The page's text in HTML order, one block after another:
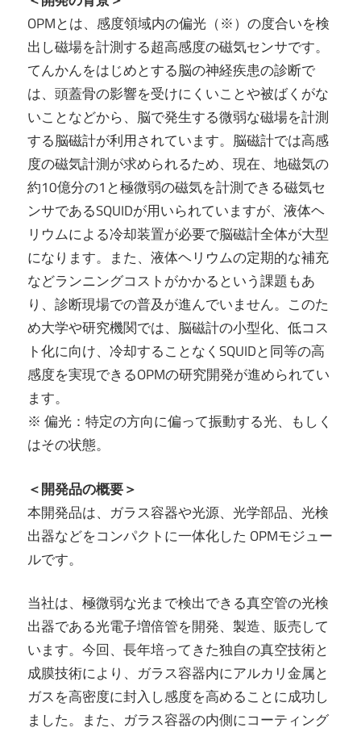
OPMとは、感度領域内の偏光（※）の度合いを検
出し磁場を計測する超高感度の磁気センサです。
てんかんをはじめとする脳の神経疾患の診断で
は、頭蓋骨の影響を受けにくいことや被ばくがな
いことなどから、脳で発生する微弱な磁場を計測
する脳磁計が利用されています。脳磁計では高感
度の磁気計測が求められるため、現在、地磁気の
約10億分の1と極微弱の磁気を計測できる磁気セ
ンサであるSQUIDが用いられていますが、液体ヘ
リウムによる冷却装置が必要で脳磁計全体が大型
になります。また、液体ヘリウムの定期的な補充
などランニングコストがかかるという課題もあ
り、診断現場での普及が進んでいません。このた
め大学や研究機関では、脳磁計の小型化、低コス
ト化に向け、冷却することなくSQUIDと同等の高
感度を実現できるOPMの研究開発が進められてい
ます。
※ 偏光：特定の方向に偏って振動する光、もしく
はその状態。
＜開発品の概要＞
本開発品は、ガラス容器や光源、光学部品、光検
出器などをコンパクトに一体化した OPMモジュー
ルです。
当社は、極微弱な光まで検出できる真空管の光検
出器である光電子増倍管を開発、製造、販売して
います。今回、長年培ってきた独自の真空技術と
成膜技術により、ガラス容器内にアルカリ金属と
ガスを高密度に封入し感度を高めることに成功し
ました。また、ガラス容器の内側にコーティング